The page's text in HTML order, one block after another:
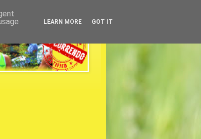
LEARN MORE GOT IT